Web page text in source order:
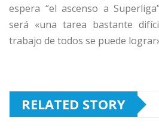
espera “el ascenso a
será «una tarea bastante
trabajo de todos se puede
RELATED STORY